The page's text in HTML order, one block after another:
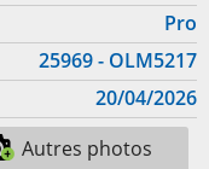
Pro
25969 - OLM5217
20/04/2026
Autres photos